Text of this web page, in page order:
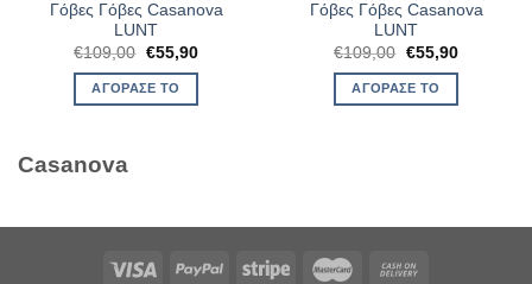
Γόβες Γόβες Casanova
LUNT
€109,00 Original
price
was:
€109,00.
€55,90Η
ΑΓΌΡΑΣΈ ΤΟ
Γόβες Γόβες Casanova
LUNT
€109,00 Original
price
was:
€109,00.
€55,90Η
ΑΓΌΡΑΣΈ ΤΟ
Casanova